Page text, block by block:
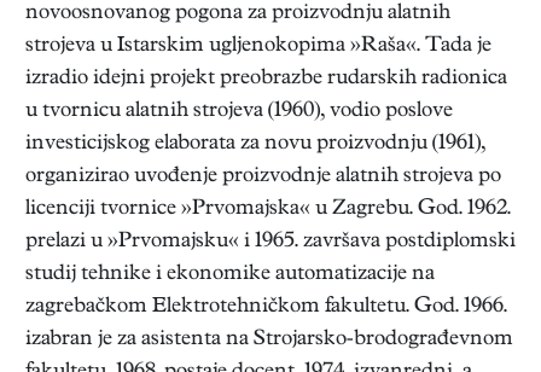
novoosnovanog pogona za proizvodnju alatnih
strojeva u Istarskim ugljenokopima »Raša«. Tada je
izradio idejni projekt preobrazbe rudarskih radionica
u tvornicu alatnih strojeva (1960), vodio poslove
investicijskog elaborata za novu proizvodnju (1961),
organizirao uvođenje proizvodnje alatnih strojeva po
licenciji tvornice »Prvomajska« u Zagrebu. God. 1962.
prelazi u »Prvomajsku« i 1965. završava postdiplomski
studij tehnike i ekonomike automatizacije na
zagrebačkom Elektrotehničkom fakultetu. God. 1966.
izabran je za asistenta na Strojarsko-brodograđevnom